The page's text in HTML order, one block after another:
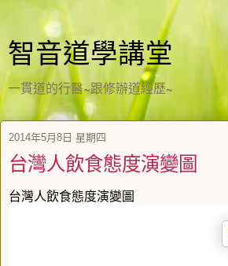
智音道學講堂
一貫道的行醫~跟修辦道經歷~
2014年5月8日 星期四
台灣人飲食態度演變圖
台灣人飲食態度演變圖